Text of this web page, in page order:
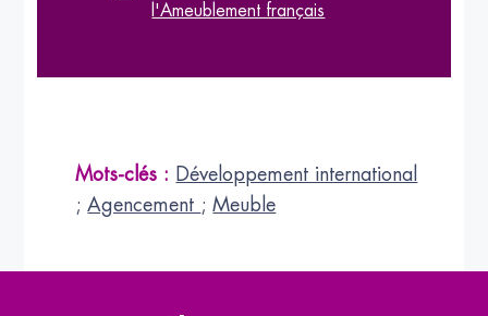
l'Ameublement français
Mots-clés : Développement international
;Agencement ;Meuble